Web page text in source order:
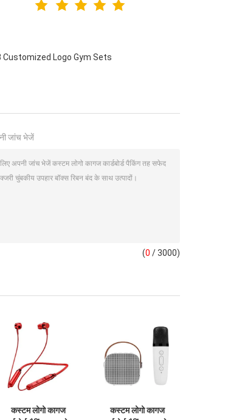
Logo Gym Sets
जांच भेजें
(0 / 3000)
कस्टम लोगो कागज
कस्टम लोगो कागज